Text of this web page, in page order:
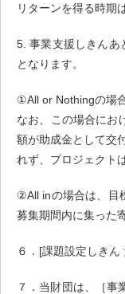
リターンを得る時期
5. 事業支援しきんあ
となります。
①All or Nothingの場
なお、この場合にお
額が助成金として交
れず、プロジェクト
②All inの場合は、目
募集期間内に集った
６．[課題設定しき
７．当財団は、［